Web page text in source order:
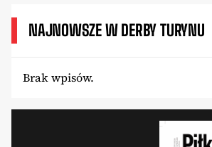
NAJNOWSZE W DERBY TURYNU
Brak wpisów.